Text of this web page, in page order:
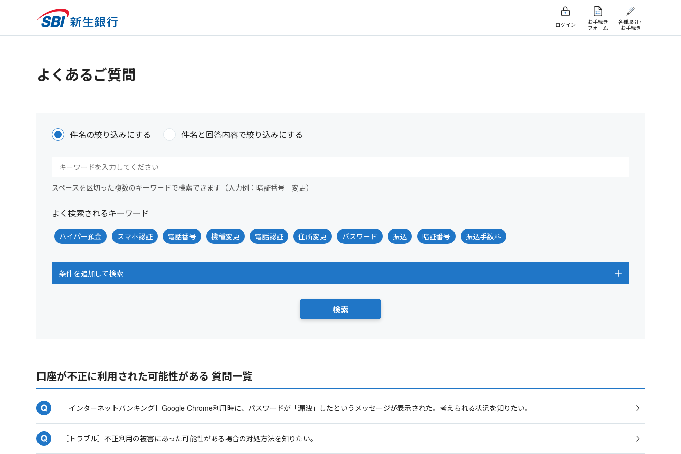
ログイン
お手続き
フォーム
各種取引・
お手続き
よくあるご質問
件名の絞り込みにする 件名と回答内容で絞り込みにする
スペースを区切った複数のキーワードで検索できます（入力例：暗証番号 変更）
よく検索されるキーワード
ハイパー預金 スマホ認証 電話番号 機種変更 電話認証 住所変更 パスワード 振込 暗証番号 振込手数料
条件を追加して検索
口座が不正に利用された可能性がある 質問一覧
［インターネットバンキング］Google Chrome利用時に、パスワードが「漏洩」したというメッセージが表示された。考えられる状況を知りたい。
［トラブル］不正利用の被害にあった可能性がある場合の対処方法を知りたい。